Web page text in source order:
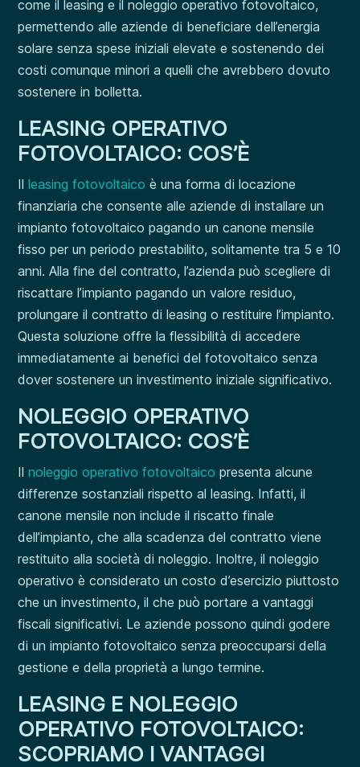
come il leasing e il noleggio operativo fotovoltaico,
permettendo alle aziende di beneficiare dell’energia
solare senza spese iniziali elevate e sostenendo dei
costi comunque minori a quelli che avrebbero dovuto
sostenere in bolletta.
LEASING OPERATIVO
FOTOVOLTAICO: COS’È
Illeasing fotovoltaico è una forma di locazione
finanziaria che consente alle aziende di installare un
impianto fotovoltaico pagando un canone mensile
fisso per un periodo prestabilito, solitamente tra 5 e 10
anni. Alla fine del contratto, l’azienda può scegliere di
riscattare l’impianto pagando un valore residuo,
prolungare il contratto di leasing o restituire l’impianto.
Questa soluzione offre la flessibilità di accedere
immediatamente ai benefici del fotovoltaico senza
dover sostenere un investimento iniziale significativo.
NOLEGGIO OPERATIVO
FOTOVOLTAICO: COS’È
Ilnoleggio operativo fotovoltaico presenta alcune
differenze sostanziali rispetto al leasing. Infatti, il
canone mensile non include il riscatto finale
dell’impianto, che alla scadenza del contratto viene
restituito alla società di noleggio. Inoltre, il noleggio
operativo è considerato un costo d’esercizio piuttosto
che un investimento, il che può portare a vantaggi
fiscali significativi. Le aziende possono quindi godere
di un impianto fotovoltaico senza preoccuparsi della
gestione e della proprietà a lungo termine.
LEASING E NOLEGGIO
OPERATIVO FOTOVOLTAICO:
SCOPRIAMO I VANTAGGI